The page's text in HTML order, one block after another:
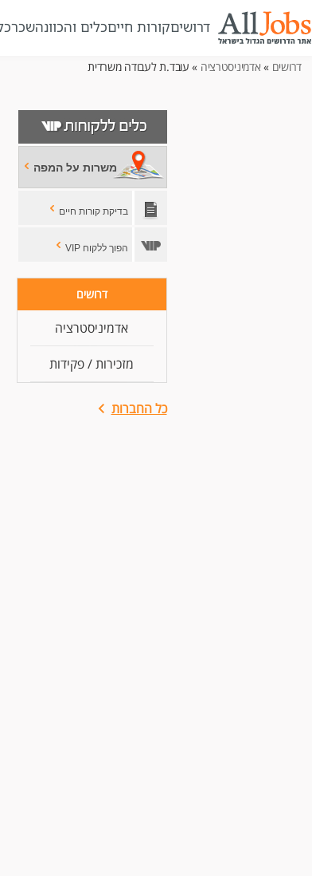
דרושיםקורות חייםכלים והכוונהשכר
דרושים » אדמיניסטרציה » עובד.ת לעבודה משרדית
משרות על המפה
בדיקת קורות חיים
הפוך ללקוח VIP
דרושים
אדמיניסטרציה
מזכירות / פקידות
כל החברות